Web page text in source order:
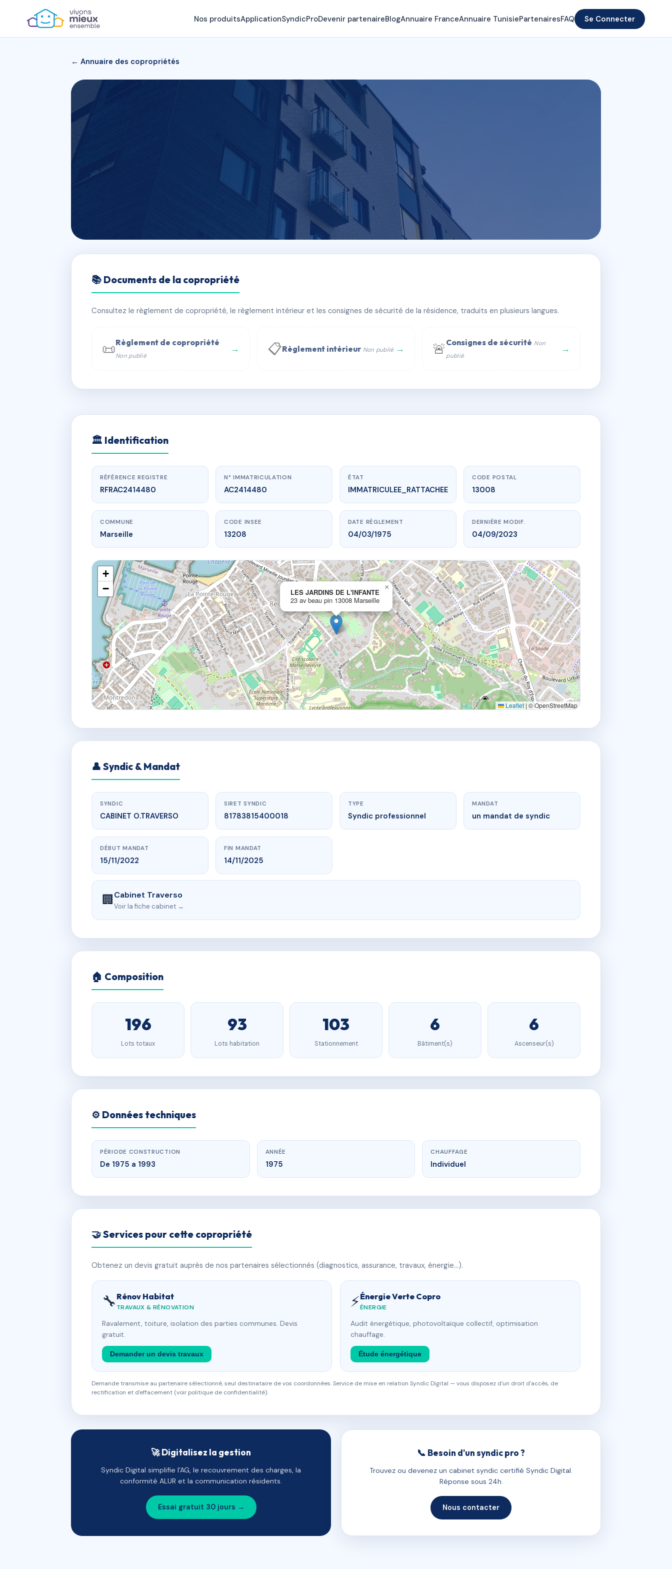
Nos produitsApplicationSyndicProDevenir partenaireBlogAnnuaire FranceAnnuaire TunisiePartenairesFAQ Se Connecter
← Annuaire des copropriétés
LES JARDINS DE L'INFANTE
📍 23 av beau pin 13008 Marseille
📞 Contacter Syndic Digital 💬 WhatsApp
📚 Documents de la copropriété
Consultez le règlement de copropriété, le règlement intérieur et les consignes de sécurité de la résidence, traduits en plusieurs langues.
📜Règlement de copropriété
Non publié
→ 📋Règlement intérieur Non publié → 🚨 Consignes de sécurité Non
publié
→
AC2414480 🇫🇷
www.vme.plus/AC2414480
LES JARDINS DE L'INFANTE
23 av beau pin13008 Marseille
🏛 Identification
RÉFÉRENCE REGISTRE
RFRAC2414480
N° IMMATRICULATION
AC2414480
ÉTAT
IMMATRICULEE_RATTACHEE
CODE POSTAL
13008
COMMUNE
Marseille
CODE INSEE
13208
DATE RÈGLEMENT
04/03/1975
DERNIÈRE MODIF.
04/09/2023
LES JARDINS DE L'INFANTE
23 av beau pin 13008 Marseille
×
+
−
Leaflet | © OpenStreetMap
👤 Syndic & Mandat
SYNDIC
CABINET O.TRAVERSO
SIRET SYNDIC
81783815400018
TYPE
Syndic professionnel
MANDAT
un mandat de syndic
DÉBUT MANDAT
15/11/2022
FIN MANDAT
14/11/2025
🏢Cabinet Traverso
Voir la fiche cabinet →
🏠 Composition
196
Lots totaux
93
Lots habitation
103
Stationnement
6
Bâtiment(s)
6
Ascenseur(s)
⚙️ Données techniques
PÉRIODE CONSTRUCTION
De 1975 a 1993
ANNÉE
1975
CHAUFFAGE
Individuel
🤝 Services pour cette copropriété
Obtenez un devis gratuit auprès de nos partenaires sélectionnés (diagnostics, assurance, travaux, énergie…).
🔧 Rénov Habitat
TRAVAUX & RÉNOVATION
Ravalement, toiture, isolation des parties communes. Devis
gratuit.
Demander un devis travaux
⚡Énergie Verte Copro
ÉNERGIE
Audit énergétique, photovoltaïque collectif, optimisation
chauffage.
Étude énergétique
Demande transmise au partenaire sélectionné, seul destinataire de vos coordonnées. Service de mise en relation Syndic Digital — vous disposez d'un droit d'accès, de
rectification et d'effacement (voir politique de confidentialité).
🚀 Digitalisez la gestion
Syndic Digital simplifie l'AG, le recouvrement des charges, la
conformité ALUR et la communication résidents.
Essai gratuit 30 jours →
📞 Besoin d'un syndic pro ?
Trouvez ou devenez un cabinet syndic certifié Syndic Digital.
Réponse sous 24h.
Nous contacter